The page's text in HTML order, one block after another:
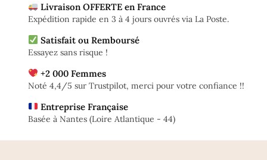
Livraison OFFERTE en France
Expédition rapide en 3 à 4 jours ouvrés via La Poste.
Satisfait ou Remboursé
Essayez sans risque !
+2 000 Femmes
Noté 4,4/5 sur Trustpilot, merci pour votre confiance !!
Entreprise Française
Basée à Nantes (Loire Atlantique - 44)